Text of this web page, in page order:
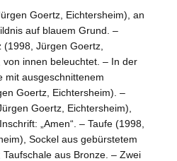
Goertz, Eichtersheim), an
auf blauem Grund. –
(1998, Jürgen Goertz,
von innen beleuchtet. – In der
mit ausgeschnittenem
Goertz, Eichtersheim). –
Goertz, Eichtersheim),
„Amen“. – Taufe (1998,
), Sockel aus gebürstetem
Taufschale aus Bronze. – Zwei